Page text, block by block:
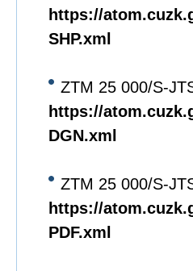
https://
SHP.xml
ZTM 25 000/S-
https://
DGN.xml
ZTM 25 000/S-
https://
PDF.xml